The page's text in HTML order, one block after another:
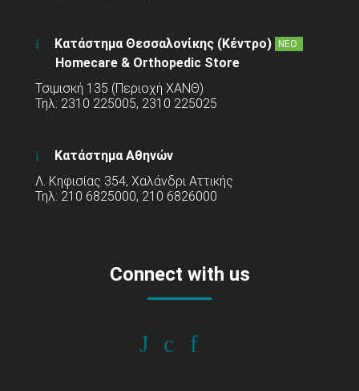
Κατάστημα Θεσσαλονίκης (Κέντρο) ΝΕΟ
Homecare & Orthopedic Store
Τσιμισκή 135 (Περιοχή ΧΑΝΘ)
Τηλ: 2310 225005, 2310 225025
Κατάστημα Αθηνών
Λ. Κηφισίας 354, Χαλάνδρι Αττικής
Τηλ: 210 6825000, 210 6826000
Connect with us